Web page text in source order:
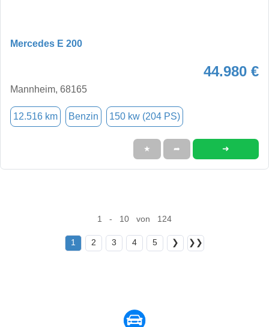
Mercedes E 200
44.980 €
Mannheim, 68165
12.516 km Benzin 150 kw (204 PS)
★ ➦ ➜
1 - 10 von 124
1 2 3 4 5 ❯ ❯❯